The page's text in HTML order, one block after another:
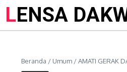
LENSA
Beranda / Umum /AMATI GERAK